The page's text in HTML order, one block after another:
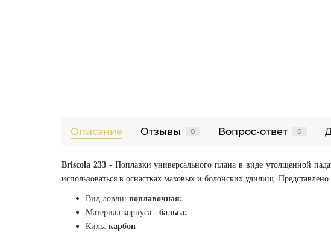
Описание Отзывы 0 Вопрос-ответ 0
Briscola 233 - Поплавки универсального плана в виде утолщенной
использоваться в оснастках маховых и болонских удилищ.
Вид ловли: поплавочная;
Материал корпуса - бальса;
Киль: карбон